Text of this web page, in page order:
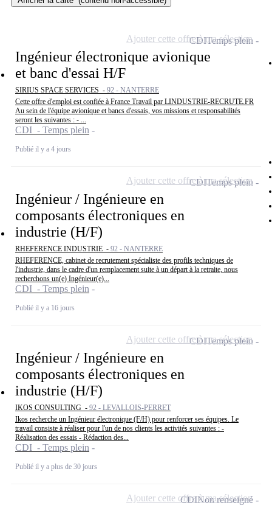
Ingénieur électronique avionique
et banc d'essai H/F
SIRIUS SPACE SERVICES - 92 - NANTERRE
Cette offre d'emploi est confiée à France Travail par LINDUSTRIE-RECRUTE.FR
Au sein de l'équipe avionique et bancs d'essais, vos missions et responsabilités
seront les suivantes : - ...
CDI - Temps plein
Publié il y a 4 jours
CDITemps plein
Ajouter cette offre à ma sélection
Ingénieur / Ingénieure en
composants électroniques en
industrie (H/F)
RHEFERENCE INDUSTRIE - 92 - NANTERRE
RHEFERENCE, cabinet de recrutement spécialiste des profils techniques de
l'industrie, dans le cadre d'un remplacement suite à un départ à la retraite, nous
recherchons un(e) Ingénieur(e)...
CDI - Temps plein
Publié il y a 16 jours
CDITemps plein
Ajouter cette offre à ma sélection
Ingénieur / Ingénieure en
composants électroniques en
industrie (H/F)
IKOS CONSULTING - 92 - LEVALLOIS-PERRET
Ikos recherche un Ingénieur électronique (F/H) pour renforcer ses équipes. Le
travail consiste à réaliser pour l'un de nos clients les activités suivantes : -
Réalisation des essais - Rédaction des...
CDI - Temps plein
Publié il y a plus de 30 jours
CDITemps plein
Ajouter cette offre à ma sélection
CDINon renseigné
Ajouter cette offre à ma sélection